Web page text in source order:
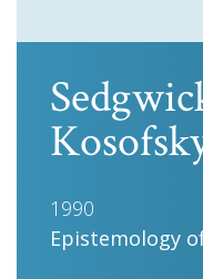
1990
Epistemology